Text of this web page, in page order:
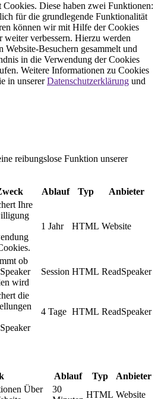
Cookies. Diese haben zwei Funktionen:
für die grundlegende Funktionalität
können wir mit Hilfe der Cookies
weiter verbessern. Hierzu werden
Website-Besuchern gesammelt und
in die Verwendung der Cookies
Weitere Informationen zu Cookies
in unsererDatenschutzerklärung und
reibungslose Funktion unserer
Ablauf Typ Anbieter
Ihre
1 Jahr HTML Website
ob
wird
Session HTML ReadSpeaker
die
4 Tage HTML ReadSpeaker
Ablauf Typ
Anbieter
Über
30
HTML Website